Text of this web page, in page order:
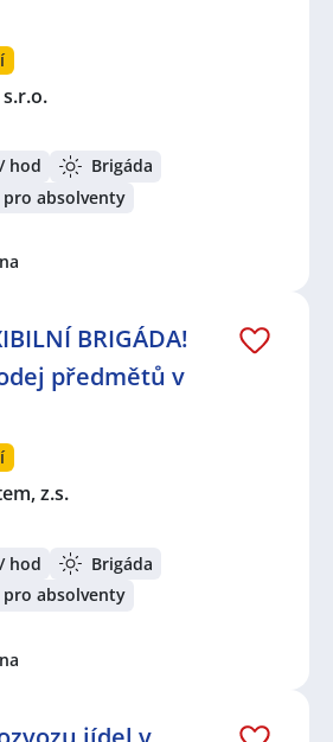
hod
Brigáda
absolventy
BRIGÁDA!
předmětů v
z.s.
hod
Brigáda
absolventy